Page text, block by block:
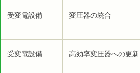
受変電設備 変圧器の統合
受変電設備 高効率変圧器への更新